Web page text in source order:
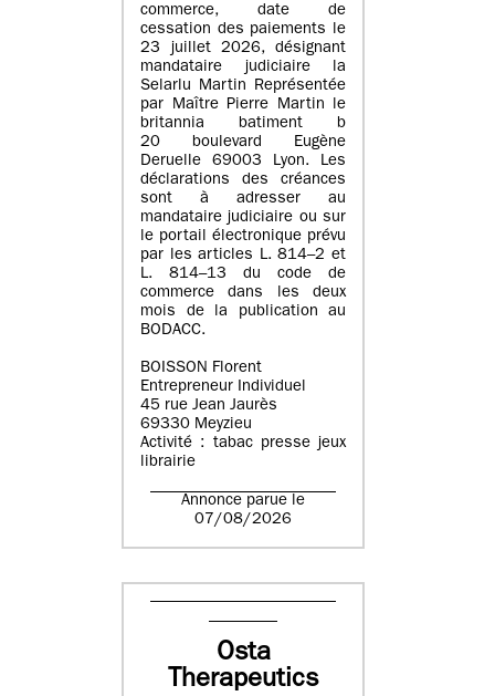
commerce, date de
cessation des paiements le
23 juillet 2026, désignant
mandataire judiciaire la
Selarlu Martin Représentée
par Maître Pierre Martin le
britannia batiment b
20 boulevard Eugène
Deruelle 69003 Lyon. Les
déclarations des créances
sont à adresser au
mandataire judiciaire ou sur
le portail électronique prévu
par les articles L. 814–2 et
L. 814–13 du code de
commerce dans les deux
mois de la publication au
BODACC.
BOISSON Florent
Entrepreneur Individuel
45 rue Jean Jaurès
69330 Meyzieu
Activité : tabac presse jeux
librairie
Annonce parue le
07/08/2026
Osta
Therapeutics